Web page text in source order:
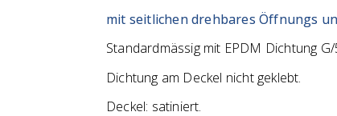
mit seitlichen drehbares Öffnungs
Standardmässig mit EPDM Dichtung
Dichtung am Deckel nicht geklebt.
Deckel: satiniert.